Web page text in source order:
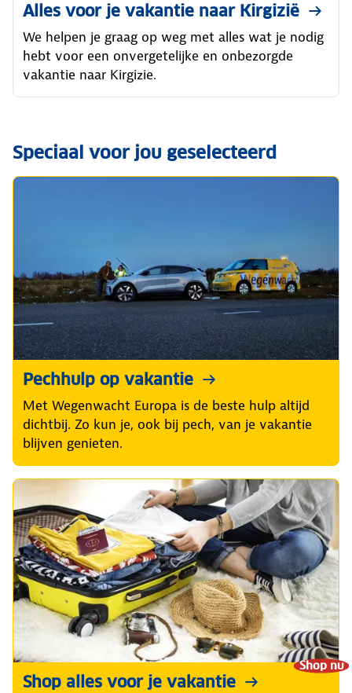
Alles voor je vakantie naar Kirgizië
We helpen je graag op weg met alles wat je nodig
hebt voor een onvergetelijke en onbezorgde
vakantie naar Kirgizie.
Speciaal voor jou geselecteerd
Pechhulp op vakantie
Met Wegenwacht Europa is de beste hulp altijd
dichtbij. Zo kun je, ook bij pech, van je vakantie
blijven genieten.
Shop nu
Shop alles voor je vakantie